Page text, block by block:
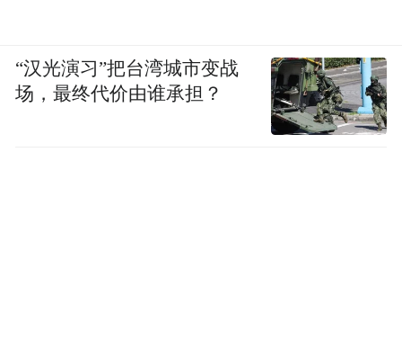
“汉光演习”把台湾城市变战
场，最终代价由谁承担？